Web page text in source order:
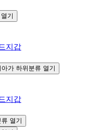
기
지갑
아가 하위분류 열기
지갑
열기